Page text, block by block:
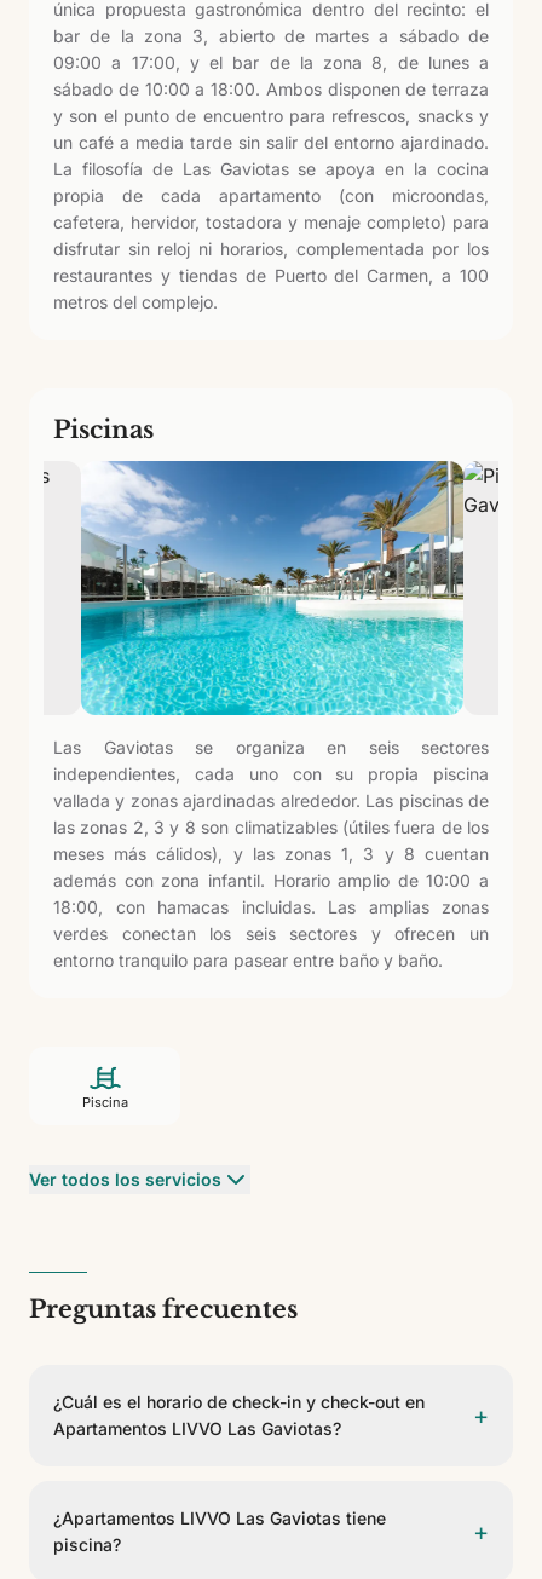
única propuesta gastronómica dentro del recinto: el
bar de la zona 3, abierto de martes a sábado de
09:00 a 17:00, y el bar de la zona 8, de lunes a
sábado de 10:00 a 18:00. Ambos disponen de terraza
y son el punto de encuentro para refrescos, snacks y
un café a media tarde sin salir del entorno ajardinado.
La filosofía de Las Gaviotas se apoya en la cocina
propia de cada apartamento (con microondas,
cafetera, hervidor, tostadora y menaje completo) para
disfrutar sin reloj ni horarios, complementada por los
restaurantes y tiendas de Puerto del Carmen, a 100
metros del complejo.
Piscinas
Las Gaviotas se organiza en seis sectores
independientes, cada uno con su propia piscina
vallada y zonas ajardinadas alrededor. Las piscinas de
las zonas 2, 3 y 8 son climatizables (útiles fuera de los
meses más cálidos), y las zonas 1, 3 y 8 cuentan
además con zona infantil. Horario amplio de 10:00 a
18:00, con hamacas incluidas. Las amplias zonas
verdes conectan los seis sectores y ofrecen un
entorno tranquilo para pasear entre baño y baño.
Piscina
Ver todos los servicios
Preguntas frecuentes
¿Cuál es el horario de check-in y check-out en
Apartamentos LIVVO Las Gaviotas?
+
¿Apartamentos LIVVO Las Gaviotas tiene
piscina?
+